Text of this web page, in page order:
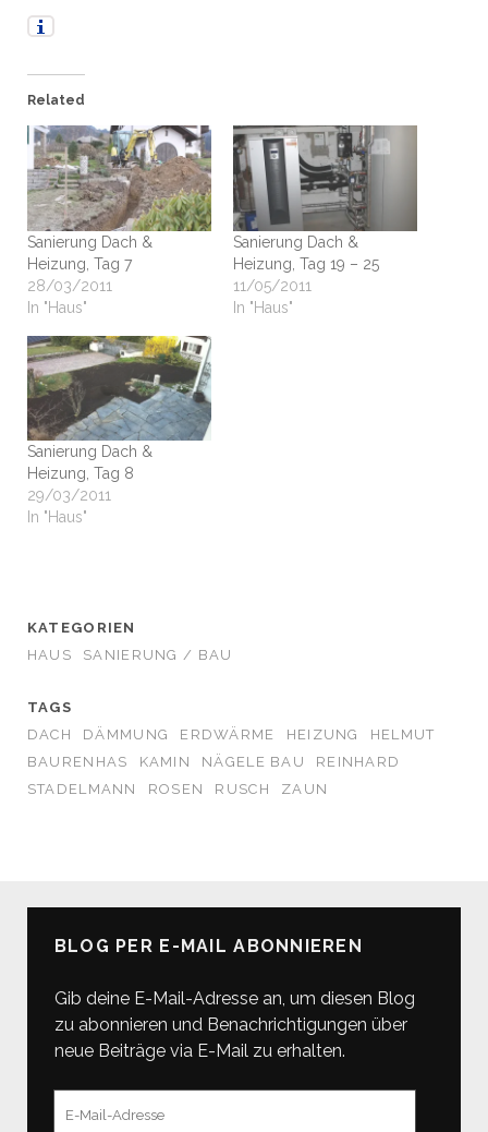
Related
Sanierung Dach &
Heizung, Tag 7
28/03/2011
In "Haus"
Sanierung Dach &
Heizung, Tag 19 – 25
11/05/2011
In "Haus"
Sanierung Dach &
Heizung, Tag 8
29/03/2011
In "Haus"
KATEGORIEN
HAUS
SANIERUNG / BAU
TAGS
DACH
DÄMMUNG ERDWÄRME HEIZUNG
HELMUT
BAURENHAS
KAMIN NÄGELE BAU
REINHARD
STADELMANN
ROSEN RUSCH ZAUN
BLOG PER E-MAIL ABONNIEREN
Gib deine E-Mail-Adresse an, um diesen Blog
zu abonnieren und Benachrichtigungen über
neue Beiträge via E-Mail zu erhalten.